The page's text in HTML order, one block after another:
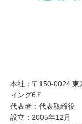
本社：〒150-0024 東
ィング6Ｆ
代表者：代表取締役
設立：2005年12月